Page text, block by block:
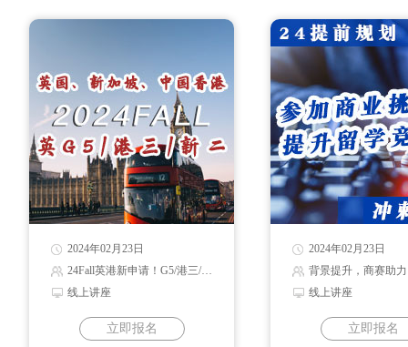
2024年02月23日
24Fall英港新申请！G5/港三/新二录取解读
线上讲座
立即报名
2024年02月23日
背景提升，商赛助力
线上讲座
立即报名